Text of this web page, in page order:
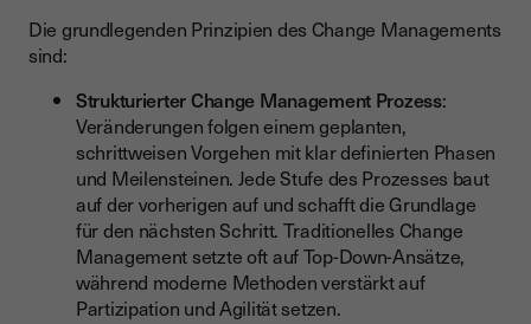
Die grundlegenden Prinzipien des Change Managements
sind:
Strukturierter Change Management Prozess:
Veränderungen folgen einem geplanten,
schrittweisen Vorgehen mit klar definierten Phasen
und Meilensteinen. Jede Stufe des Prozesses baut
auf der vorherigen auf und schafft die Grundlage
für den nächsten Schritt. Traditionelles Change
Management setzte oft auf Top-Down-Ansätze,
während moderne Methoden verstärkt auf
Partizipation und Agilität setzen.